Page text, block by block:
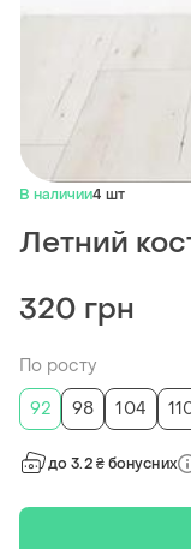
В наличии4 шт
Летний
320 грн
По росту
92
98 104
до 3.2 ₴ бонусних